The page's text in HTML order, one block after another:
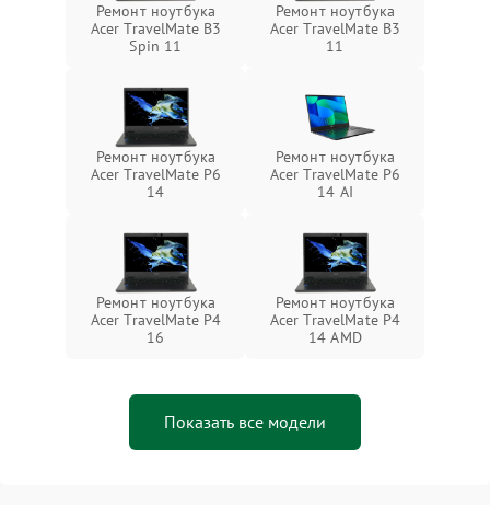
Ремонт ноутбука
Acer TravelMate B3
Spin 11
Ремонт ноутбука
Acer TravelMate B3
11
Ремонт ноутбука
Acer TravelMate P6
14
Ремонт ноутбука
Acer TravelMate P6
14 AI
Ремонт ноутбука
Acer TravelMate P4
16
Ремонт ноутбука
Acer TravelMate P4
14 AMD
Показать все модели